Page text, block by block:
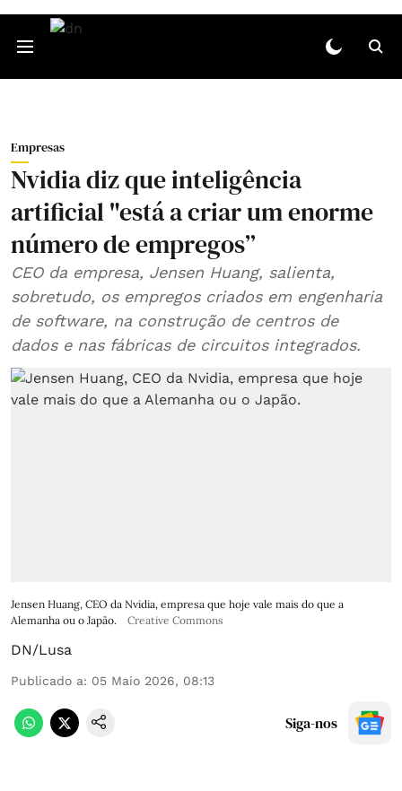
Empresas
Nvidia diz que inteligência
artificial "está a criar um enorme
número de empregos”
CEO da empresa, Jensen Huang, salienta,
sobretudo, os empregos criados em engenharia
de software, na construção de centros de
dados e nas fábricas de circuitos integrados.
Jensen Huang, CEO da Nvidia, empresa que hoje vale mais do que a
Alemanha ou o Japão.
Creative Commons
DN/Lusa
Publicado a: 05 Maio 2026, 08:13
Siga-nos